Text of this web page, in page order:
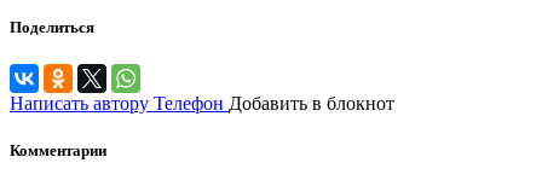
Поделиться
Написать автору Телефон Добавить в блокнот
Комментарии